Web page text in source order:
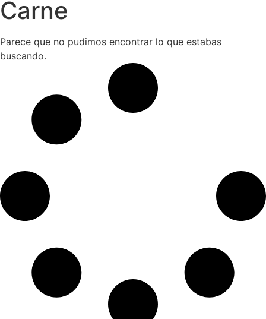
Carne
Parece que no pudimos encontrar lo que estabas
buscando.